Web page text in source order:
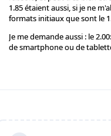
1.85 étaient aussi, si je ne
formats initiaux que sont le
Je me demande aussi : le
de smartphone ou de